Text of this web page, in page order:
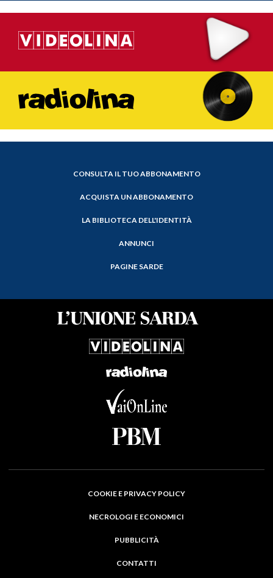
CONSULTA IL TUO ABBONAMENTO
ACQUISTA UN ABBONAMENTO
LA BIBLIOTECA DELL'IDENTITÀ
ANNUNCI
PAGINE SARDE
COOKIE E PRIVACY POLICY
NECROLOGI E ECONOMICI
PUBBLICITÀ
CONTATTI